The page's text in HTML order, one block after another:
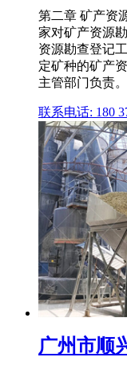
第二章 矿产资
家对矿产资源
资源勘查登记
定矿种的矿产
主管部门负责
联系电话: 180
广州市顺